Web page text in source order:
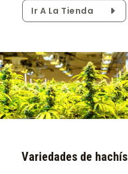
Ir A La Tienda
Variedades de hachís